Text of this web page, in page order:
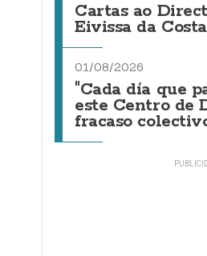
Cartas ao
Eivissa da
01/08/2026
"Cada día que
este Centro de
fracaso